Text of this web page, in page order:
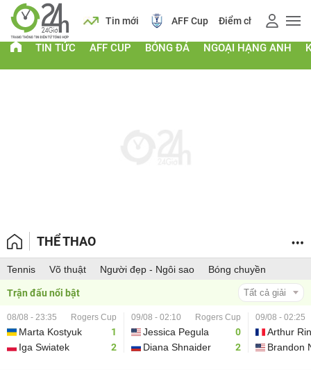
Lịch Tin mới AFF Cup Điểm chuẩn 2026
TIN TỨC AFF CUP BÓNG ĐÁ NGOẠI HẠNG ANH
THỂ THAO
Tennis Võ thuật Người đẹp - Ngôi sao Bóng chuyền
Trận đấu nổi bật Tất cả giải
08/08 - 23:35 Rogers Cup
Marta Kostyuk
1
Iga Swiatek
2
09/08 - 02:10 Rogers Cup
Jessica Pegula
0
Diana Shnaider
2
09/08 - 02:25
Arthur
Brandon